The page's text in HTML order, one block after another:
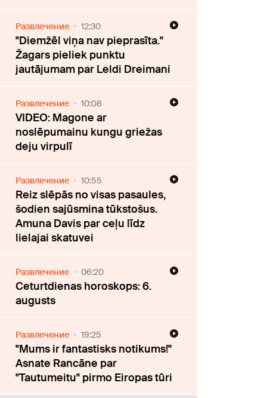
Развлечение 12:30
"Diemžēl viņa nav pieprasīta."
Žagars pieliek punktu
jautājumam par Leldi Dreimani
Развлечение 10:08
VIDEO: Magone ar
noslēpumainu kungu griežas
deju virpulī
Развлечение 10:55
Reiz slēpās no visas pasaules,
šodien sajūsmina tūkstošus.
Amuna Davis par ceļu līdz
lielajai skatuvei
Развлечение 06:20
Ceturtdienas horoskops: 6.
augusts
Развлечение 19:25
"Mums ir fantastisks notikums!"
Asnate Rancāne par
"Tautumeitu" pirmo Eiropas tūri